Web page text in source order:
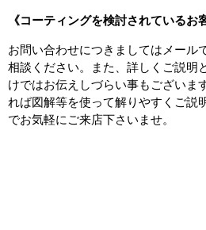
《コーティングを検討されているお
お問い合わせにつきましてはメール
相談ください。また、詳しくご説明
けではお伝えしづらい事もございま
れば図解等を使って解りやすくご説
でお気軽にご来店下さいませ。